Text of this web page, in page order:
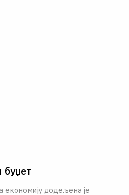
буџет
економију додељена је